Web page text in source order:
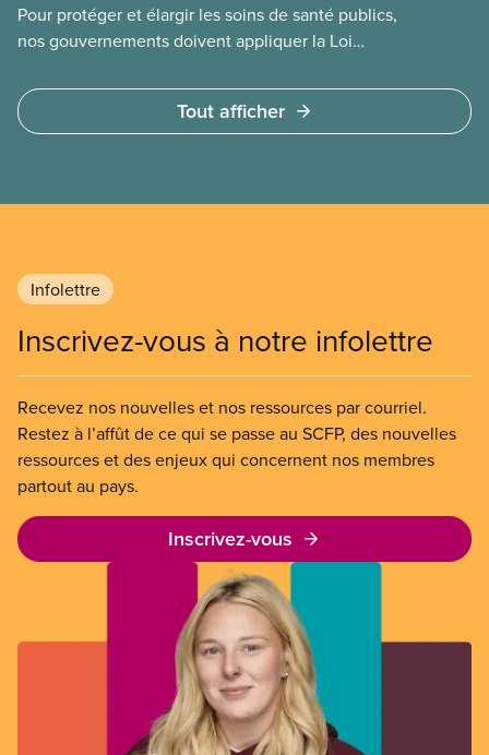
Pour protéger et élargir les soins de santé publics,
nos gouvernements doivent appliquer la Loi
à des services privés à but lucratif. L’accès aux
soins doit dépendre des besoins médicaux, pas de
Tout afficher
Infolettre
Inscrivez-vous à notre infolettre
Recevez nos nouvelles et nos ressources par courriel.
Restez à l’affût de ce qui se passe au SCFP, des nouvelles
ressources et des enjeux qui concernent nos membres
partout au pays.
Inscrivez-vous